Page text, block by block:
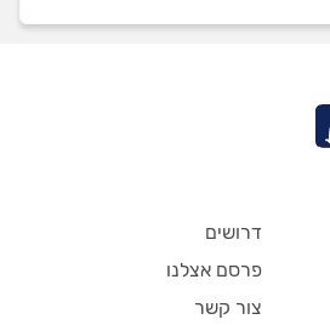
דרושים
פרסם אצלנו
צור קשר